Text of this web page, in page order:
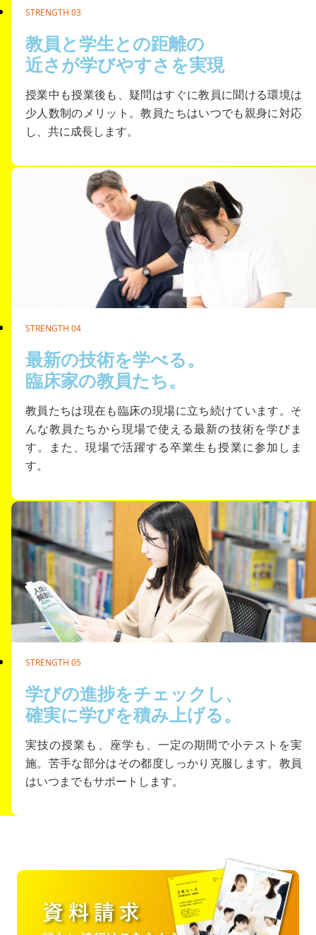
STRENGTH 03
教員と学生との距離の
近さが学びやすさを実現
授業中も授業後も、疑問はすぐに教員に聞ける環境は
少人数制のメリット。教員たちはいつでも親身に対応
し、共に成長します。
STRENGTH 04
最新の技術を学べる。
臨床家の教員たち。
教員たちは現在も臨床の現場に立ち続けています。そ
んな教員たちから現場で使える最新の技術を学びま
す。また、現場で活躍する卒業生も授業に参加しま
す。
STRENGTH 05
学びの進捗をチェックし、
確実に学びを積み上げる。
実技の授業も、座学も、一定の期間で小テストを実
施。苦手な部分はその都度しっかり克服します。教員
はいつまでもサポートします。